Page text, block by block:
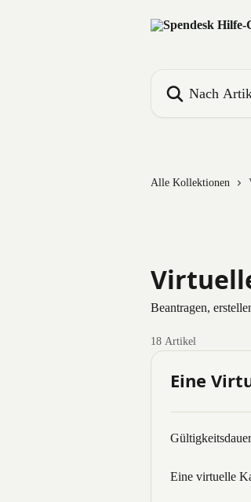
Alle Kollektionen
Beantragen,
18 Artikel
Eine
Eine virtuelle